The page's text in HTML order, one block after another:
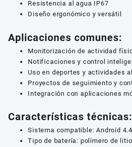
Resistencia al agua IP67
Diseño ergonómico y versátil
Aplicaciones comunes:
Monitorización de actividad
Notificaciones y control
Uso en deportes y actividades
Proyectos de seguimiento y
Integración con aplicaciones
Características técnicas:
Sistema compatible: Android
Tipo de batería: polímero de litio